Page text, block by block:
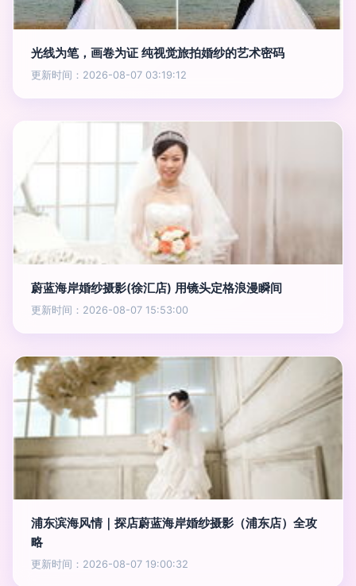
光线为笔，画卷为证 纯视觉旅拍婚纱的艺术密码
更新时间：2026-08-07 03:19:12
蔚蓝海岸婚纱摄影(徐汇店) 用镜头定格浪漫瞬间
更新时间：2026-08-07 15:53:00
浦东滨海风情｜探店蔚蓝海岸婚纱摄影（浦东店）全攻
略
更新时间：2026-08-07 19:00:32